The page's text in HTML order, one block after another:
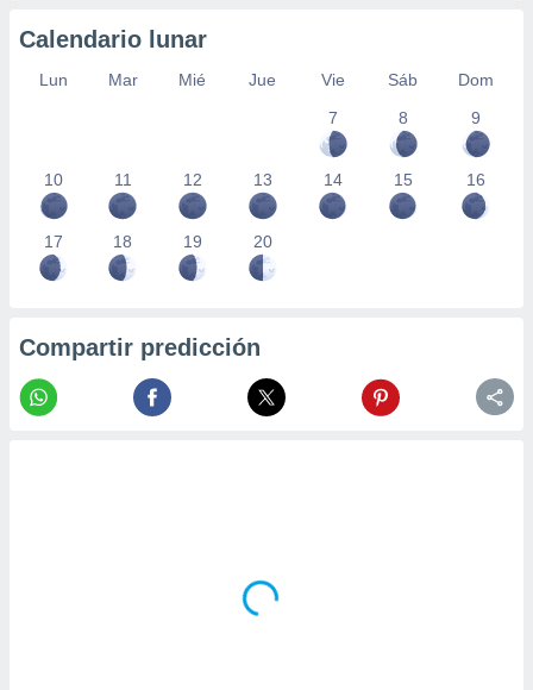
Calendario lunar
Lun Mar Mié Jue Vie Sáb
Dom
7
8 9
10 11 12 13 14 15 16
17 18 19 20
Compartir predicción